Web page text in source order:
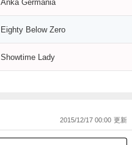
Anka Germania
Eighty Below Zero
Showtime Lady
2015/12/17 00:00